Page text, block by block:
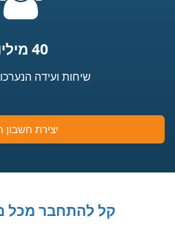
40 מיליון
שיחות ועידה
יצירת חשבון
קל להתחבר מכל